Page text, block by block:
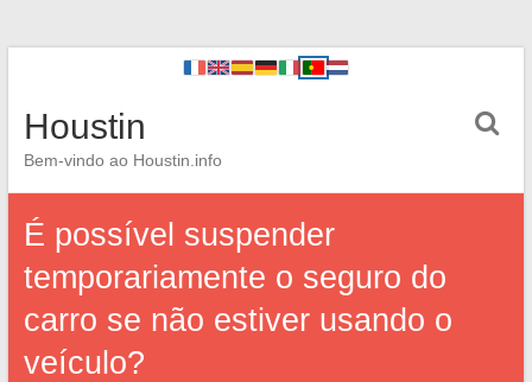
Houstin
Bem-vindo ao Houstin.info
É possível suspender
temporariamente o seguro do
carro se não estiver usando o
veículo?